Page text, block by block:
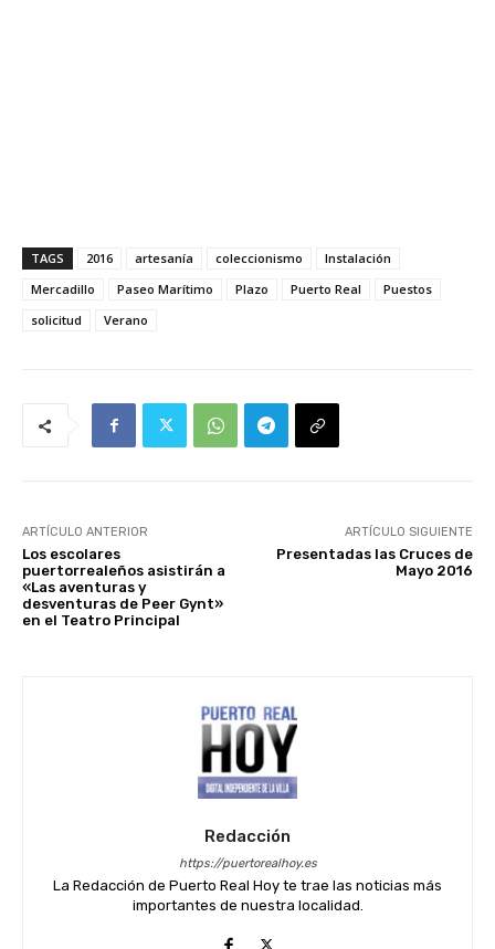
TAGS 2016 artesanía coleccionismo
Instalación
Mercadillo
Paseo Marítimo Plazo Puerto Real
Puestos
solicitud
Verano
ARTÍCULO ANTERIOR
Los escolares
puertorrealeños asistirán a
«Las aventuras y
desventuras de Peer Gynt»
en el Teatro Principal
ARTÍCULO SIGUIENTE
Presentadas las Cruces de
Mayo 2016
Redacción
https://puertorealhoy.es
La Redacción de Puerto Real Hoy te trae las noticias más
importantes de nuestra localidad.